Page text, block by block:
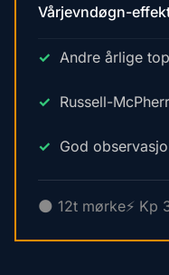
Vårjevndøgn-
Andre årlige
Russell-
God
🌑 12t mørke⚡ Kp